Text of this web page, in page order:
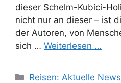
dieser Schelm-Kubici-
nicht nur an dieser – ist
der Autoren, von
sich … Weiterlesen …
Kategorien
Reisen: Aktuelle News